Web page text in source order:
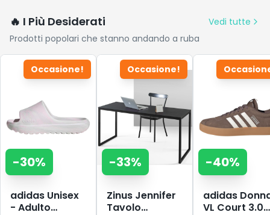
🔥 I Più Desiderati
Vedi tutte
Prodotti popolari che stanno andando a ruba
Occasione!
-30%
adidas Unisex
- Adulto
Occasione!
-33%
Zinus Jennifer
Tavolo
-40%
adidas
VL Court 3.0